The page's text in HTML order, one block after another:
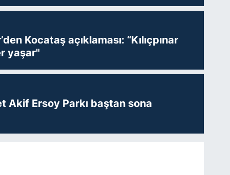
Kocataş açıklaması: “Kılıçpınar
yaşar"
Akif Ersoy Parkı baştan sona